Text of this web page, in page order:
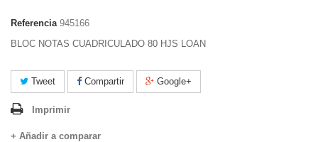
Referencia 945166
BLOC NOTAS CUADRICULADO 80 HJS LOAN
Tweet Compartir Google+
Imprimir
+ Añadir a comparar